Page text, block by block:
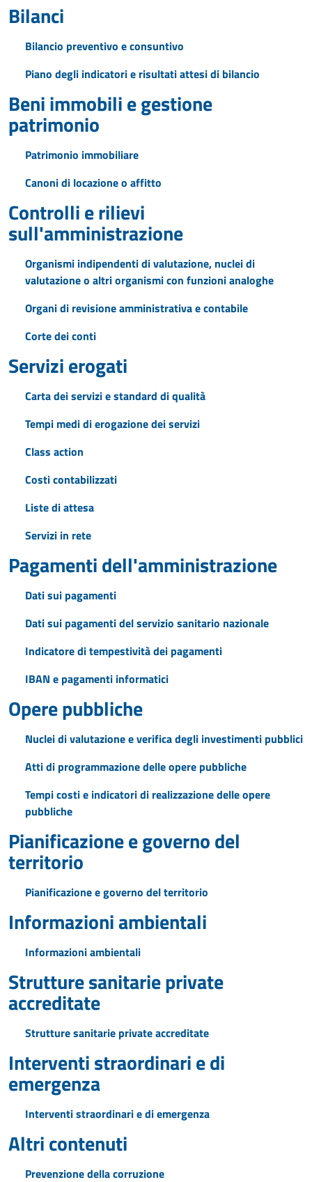
Bilanci
Bilancio preventivo e consuntivo
Piano degli indicatori e risultati attesi di bilancio
Beni immobili e gestione
patrimonio
Patrimonio immobiliare
Canoni di locazione o affitto
Controlli e rilievi
sull'amministrazione
Organismi indipendenti di valutazione, nuclei di
valutazione o altri organismi con funzioni analoghe
Organi di revisione amministrativa e contabile
Corte dei conti
Servizi erogati
Carta dei servizi e standard di qualità
Tempi medi di erogazione dei servizi
Class action
Costi contabilizzati
Liste di attesa
Servizi in rete
Pagamenti dell'amministrazione
Dati sui pagamenti
Dati sui pagamenti del servizio sanitario nazionale
Indicatore di tempestività dei pagamenti
IBAN e pagamenti informatici
Opere pubbliche
Nuclei di valutazione e verifica degli investimenti pubblici
Atti di programmazione delle opere pubbliche
Tempi costi e indicatori di realizzazione delle opere
pubbliche
Pianificazione e governo del
territorio
Pianificazione e governo del territorio
Informazioni ambientali
Informazioni ambientali
Strutture sanitarie private
accreditate
Strutture sanitarie private accreditate
Interventi straordinari e di
emergenza
Interventi straordinari e di emergenza
Altri contenuti
Prevenzione della corruzione